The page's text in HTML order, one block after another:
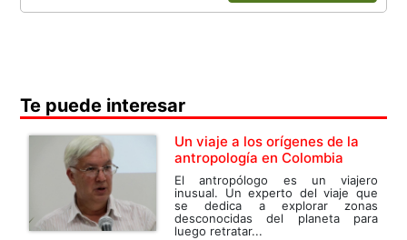
Te puede interesar
Un viaje a los orígenes de la
antropología en Colombia
El antropólogo es un viajero
inusual. Un experto del viaje que
se dedica a explorar zonas
desconocidas del planeta para
luego retratar...